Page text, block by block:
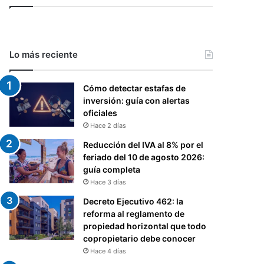
Lo más reciente
Cómo detectar estafas de
inversión: guía con alertas
oficiales
Hace 2 días
Reducción del IVA al 8% por el
feriado del 10 de agosto 2026:
guía completa
Hace 3 días
Decreto Ejecutivo 462: la
reforma al reglamento de
propiedad horizontal que todo
copropietario debe conocer
Hace 4 días